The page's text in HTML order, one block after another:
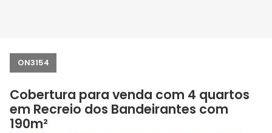
ON3154
Cobertura para venda com 4 quartos
em Recreio dos Bandeirantes com
190m²